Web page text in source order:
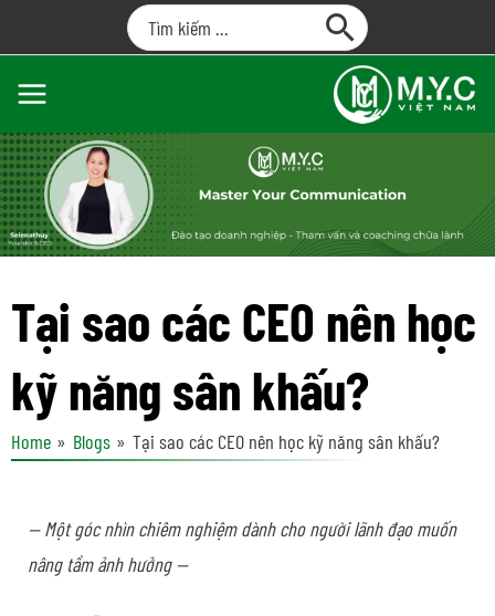
Tại sao các CEO nên học
kỹ năng sân khấu?
Home Blogs Tại sao các CEO nên học kỹ năng sân khấu?
— Một góc nhìn chiêm nghiệm dành cho người lãnh đạo muốn
nâng tầm ảnh hưởng —